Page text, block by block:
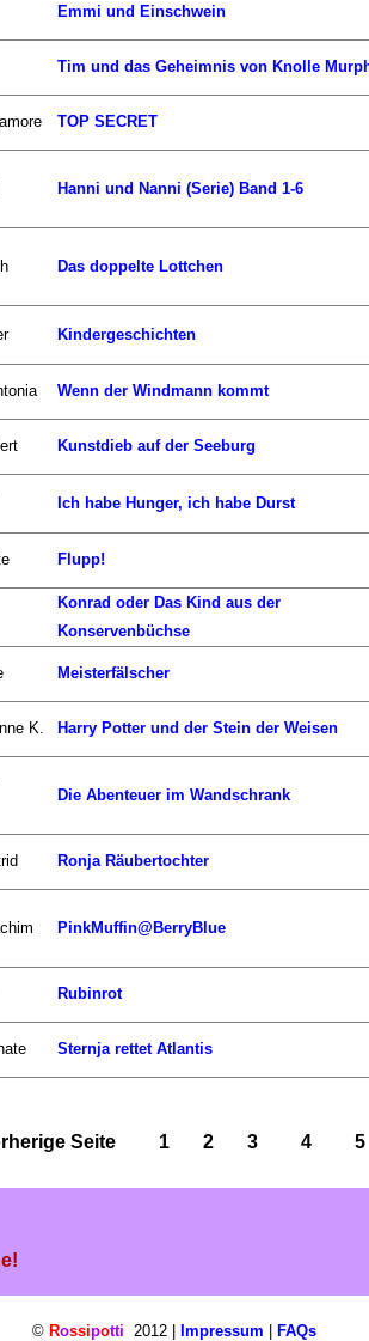
Emmi und Einschwein
Tim und das Geheimnis von Knolle
TOP SECRET
Hanni und Nanni (Serie) Band 1-6
Das doppelte Lottchen
Kindergeschichten
Wenn der Windmann kommt
Kunstdieb auf der Seeburg
Ich habe Hunger, ich habe Durst
Flupp!
Konrad oder Das Kind aus der
Konservenbüchse
Meisterfälscher
K. Harry Potter und der Stein der Weisen
Die Abenteuer im Wandschrank
Ronja Räubertochter
PinkMuffin@BerryBlue
Rubinrot
Sternja rettet Atlantis
Seite 1 2 3 4 5
© Rossipotti 2012 | Impressum | FAQs